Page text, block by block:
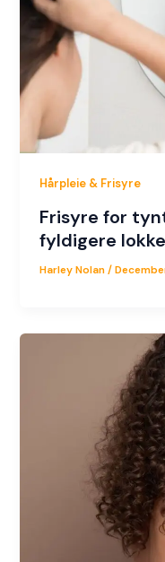
Hårpleie & Frisyre
Frisyre for
fyldigere
Harley Nolan/